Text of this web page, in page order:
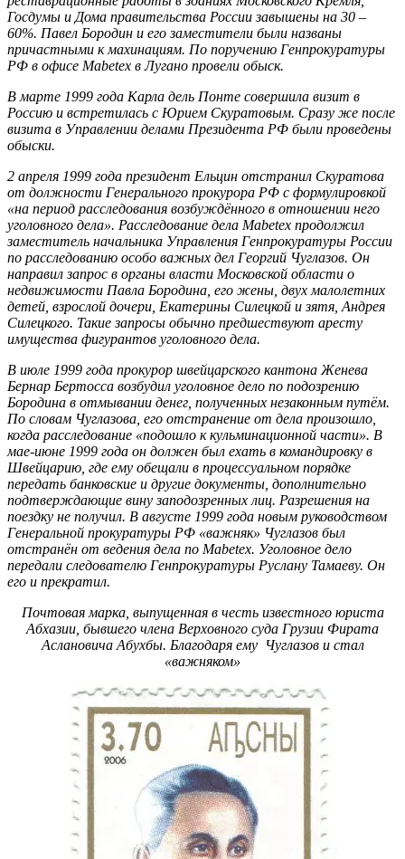
Госдумы и Дома правительства России завышены на 30 –
60%. Павел Бородин и его заместители были названы
причастными к махинациям. По поручению Генпрокуратуры
РФ в офисе Mabetex в Лугано провели обыск.
В марте 1999 года Карла дель Понте совершила визит в
Россию и встретилась с Юрием Скуратовым. Сразу же после
визита в Управлении делами Президента РФ были проведены
обыски.
2 апреля 1999 года президент Ельцин отстранил Скуратова
от должности Генерального прокурора РФ с формулировкой
«на период расследования возбуждённого в отношении него
уголовного дела». Расследование дела Mabetex продолжил
заместитель начальника Управления Генпрокуратуры России
по расследованию особо важных дел Георгий Чуглазов. Он
направил запрос в органы власти Московской области о
недвижимости Павла Бородина, его жены, двух малолетних
детей, взрослой дочери, Екатерины Силецкой и зятя, Андрея
Силецкого. Такие запросы обычно предшествуют аресту
имущества фигурантов уголовного дела.
В июле 1999 года прокурор швейцарского кантона Женева
Бернар Бертосса возбудил уголовное дело по подозрению
Бородина в отмывании денег, полученных незаконным путём.
По словам Чуглазова, его отстранение от дела произошло,
когда расследование «подошло к кульминационной части». В
мае-июне 1999 года он должен был ехать в командировку в
Швейцарию, где ему обещали в процессуальном порядке
передать банковские и другие документы, дополнительно
подтверждающие вину заподозренных лиц. Разрешения на
поездку не получил. В августе 1999 года новым руководством
Генеральной прокуратуры РФ «важняк» Чуглазов был
отстранён от ведения дела по Mabetex. Уголовное дело
передали следователю Генпрокуратуры Руслану Тамаеву. Он
его и прекратил.
Почтовая марка, выпущенная в честь известного юриста
Абхазии, бывшего члена Верховного суда Грузии Фирата
Аслановича Абухбы. Благодаря ему Чуглазов и стал
«важняком»